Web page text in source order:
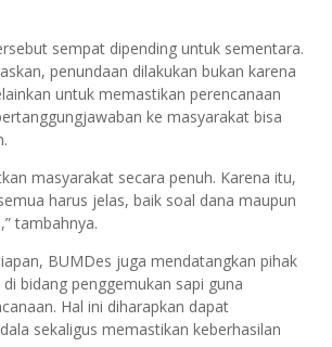
sempat dipending untuk sementara.
penundaan dilakukan bukan karena
untuk memastikan perencanaan
ke masyarakat bisa
masyarakat secara penuh. Karena itu,
harus jelas, baik soal dana maupun
tambahnya.
BUMDes juga mendatangkan pihak
bidang penggemukan sapi guna
Hal ini diharapkan dapat
sekaligus memastikan keberhasilan